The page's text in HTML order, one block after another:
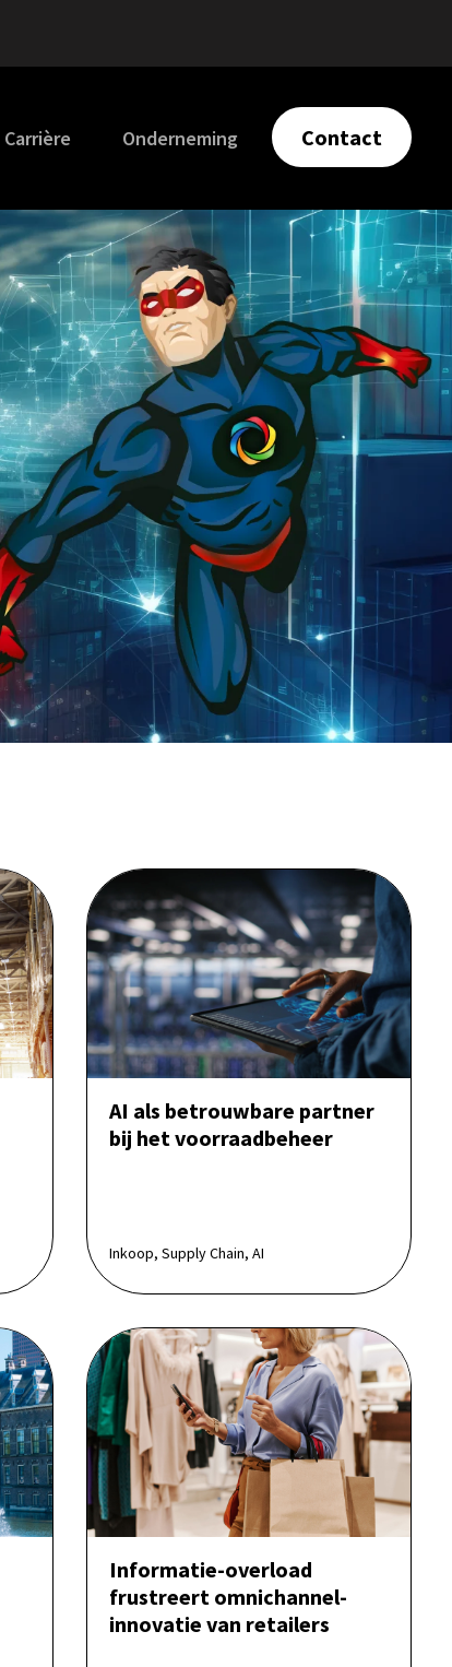
Carrière Onderneming Contact
AI als betrouwbare partner
bij het voorraadbeheer
Inkoop, Supply Chain, AI
Informatie-overload
frustreert omnichannel-
innovatie van retailers